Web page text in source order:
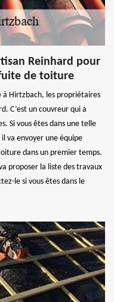
Reinhard pour
de toiture
Hirtzbach, les propriétaires
C’est un couvreur qui a
Si vous êtes dans une telle
va envoyer une équipe
dans un premier temps.
proposer la liste des travaux
le si vous êtes dans le